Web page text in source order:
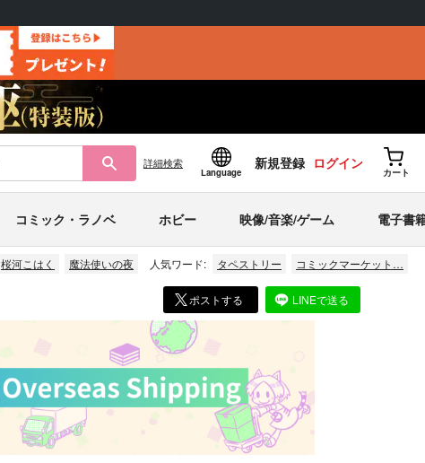
詳細検索
Language
新規登録 ログイン
カート
コミック・ラノベ ホビー 映像/音楽/ゲーム 電子書
桜河こはく 魔法使いの夜 人気ワード: タペストリー コミックマーケット…
ポストする LINEで送る